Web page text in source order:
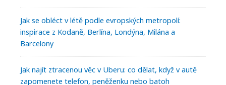
Jak se obléct v létě podle evropských metropolí:
inspirace z Kodaně, Berlína, Londýna, Milána a
Barcelony
Jak najít ztracenou věc v Uberu: co dělat, když v autě
zapomenete telefon, peněženku nebo batoh